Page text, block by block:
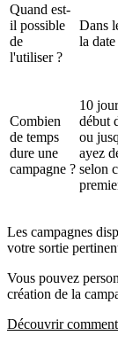
Quand est-
il possible
de
l'utiliser ?
Dans
la
Combien
de temps
dure une
campagne ?
10
début
ou
ayez
selon
Les campagnes
votre sortie
Vous pouvez
création de la
Découvrir